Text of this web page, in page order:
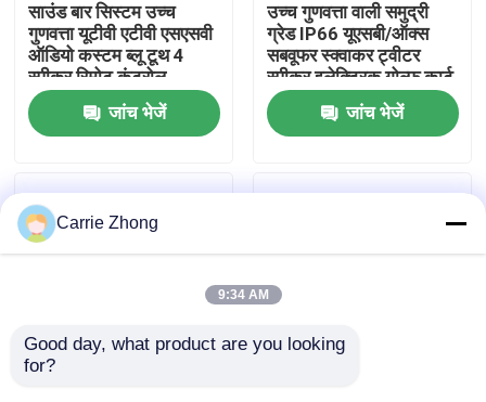
गुणवत्ता नियंत्रण
संपर्क करें
गोल्फ कार्ट साइड मिरर
साउंड बार सिस्टम उच्च
गुणवत्ता यूटीवी एटीवी एसएसवी
ऑडियो कस्टम ब्लू टूथ 4
स्पीकर रिमोट कंट्रोल
आईपी66 वाटरप्रूफ यूएसबी
जांच भेजें
उच्च गुणवत्ता वाली समुद्री
ग्रेड IP66 यूएसबी/ऑक्स
सबवूफर स्क्वाकर ट्वीटर
स्पीकर इलेक्ट्रिक गोल्फ कार्ट
ब्लूटूथ साउंड बार
जांच भेजें
Carrie Zhong
9:34 AM
Good day, what product are you looking
for?